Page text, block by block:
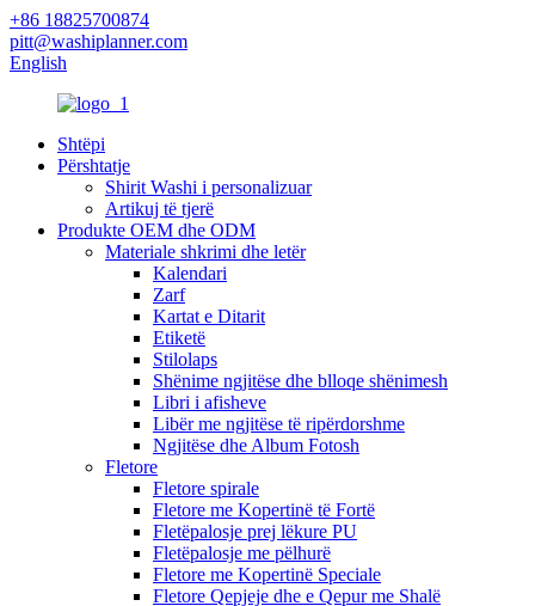
+86 18825700874
pitt@washiplanner.com
English
Shtëpi
Përshtatje
Shirit Washi i personalizuar
Artikuj të tjerë
Produkte OEM dhe ODM
Materiale shkrimi dhe letër
Kalendari
Zarf
Kartat e Ditarit
Etiketë
Stilolaps
Shënime ngjitëse dhe blloqe shënimesh
Libri i afisheve
Libër me ngjitëse të ripërdorshme
Ngjitëse dhe Album Fotosh
Fletore
Fletore spirale
Fletore me Kopertinë të Fortë
Fletëpalosje prej lëkure PU
Fletëpalosje me pëlhurë
Fletore me Kopertinë Speciale
Fletore Qepjeje dhe e Qepur me Shalë